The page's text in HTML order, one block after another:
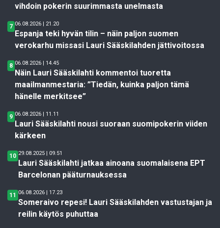
vihdoin pokerin suurimmasta unelmasta
7 06.08.2026 | 21.20
Espanja teki hyvän tilin – näin paljon suomen
verokarhu missasi Lauri Sääskilahden jättivoitossa
8 06.08.2026 | 14.45
Näin Lauri Sääskilahti kommentoi tuoretta
maailmanmestaria: ”Tiedän, kuinka paljon tämä
hänelle merkitsee”
9 06.08.2026 | 11.11
Lauri Sääskilahti nousi suoraan suomipokerin viiden
kärkeen
10 29.08.2025 | 09.51
Lauri Sääskilahti jatkaa ainoana suomalaisena EPT
Barcelonan pääturnauksessa
11 06.08.2026 | 17.23
Someraivo repesi! Lauri Sääskilahden vastustajan ja
reilin käytös puhuttaa